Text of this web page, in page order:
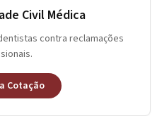
Civil Médica
contra reclamações
Cotação